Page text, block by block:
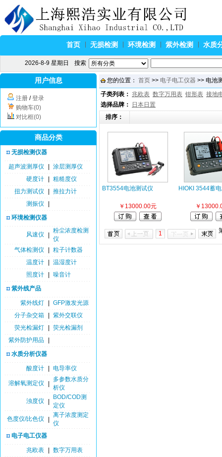
首页 无损检测 环境检测 紫外检测 水质
2026-8-9 星期日 搜索
用户信息
注册 /登录
购物车(0)
对比框(0)
商品分类
无损检测仪器
超声波测厚仪
涂层测厚仪
硬度计
粗糙度仪
扭力测试仪
推拉力计
测振仪
环境检测仪器
风速仪
粉尘浓度检测
仪
气体检测仪
粒子计数器
温度计
温湿度计
照度计
噪音计
紫外线产品
紫外线灯
GFP激发光源
分子杂交箱
紫外交联仪
荧光检漏灯
荧光检漏剂
紫外防护用品
水质分析仪器
酸度计 电导率仪
溶解氧测定仪
多参数水质分
析仪
浊度仪
BOD/COD测
定仪
色度仪/比色仪
离子浓度测定
仪
电子电工仪器
兆欧表 数字万用表
您的位置： 首页 >> 电子电工仪器 >> 电池
子类列表： 兆欧表 数字万用表 钳形表 接地
选择品牌：
日本日置
排序：
BT3554电池测试仪
￥13000.00元
HIOKI 3544蓄
￥
1